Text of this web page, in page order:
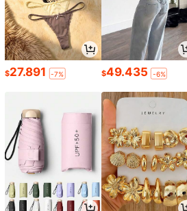
$27.891 -7% $49.435 -6%